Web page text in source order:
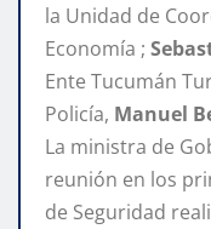
la Unidad de
Economía ;
Ente Tucumán
Policía, Manuel
La ministra de
reunión en los
de Seguridad